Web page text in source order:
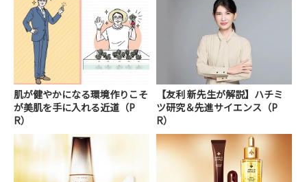
肌が健やかになる環境作りこそ
が美肌を手に入れる近道（P
R）
【友利 新先生が解説】ハチミ
ツ研究＆先進サイエンス（P
R）